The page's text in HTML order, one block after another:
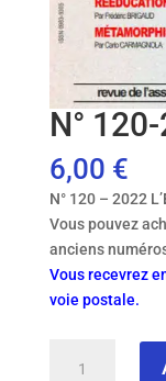
N°
6,00 €
N° 120 – 2022
Vous pouvez
anciens
Vous recevrez
voie postale.